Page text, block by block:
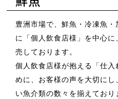
豊洲市場で、鮮魚・冷凍魚
に「個人飲食店様」を中心
売しております。
個人飲食店様が抱える「仕
めに、お客様の声を大切に
い魚介類の数々を揃えており